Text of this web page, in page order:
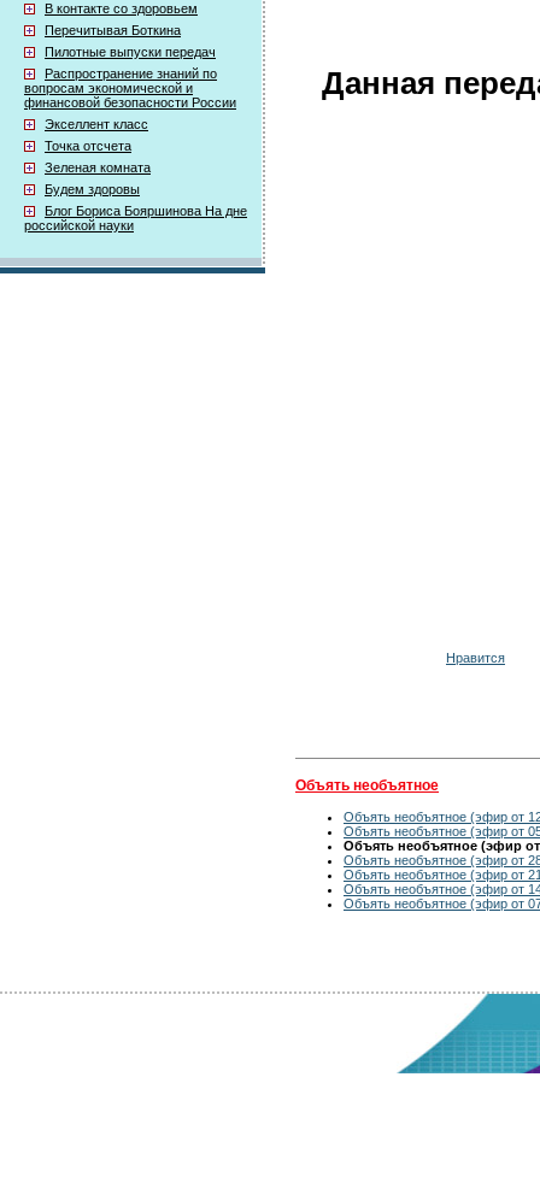
В контакте со здоровьем
Перечитывая Боткина
Пилотные выпуски передач
Распространение знаний по
вопросам экономической и
финансовой безопасности России
Экселлент класс
Точка отсчета
Зеленая комната
Будем здоровы
Блог Бориса Бояршинова На дне
российской науки
Данная
Нравится
Объять необъятное
Объять необъятное (эфир от
Объять необъятное (эфир от
Объять необъятное (эфир от
Объять необъятное (эфир от
Объять необъятное (эфир от
Объять необъятное (эфир от
Объять необъятное (эфир от